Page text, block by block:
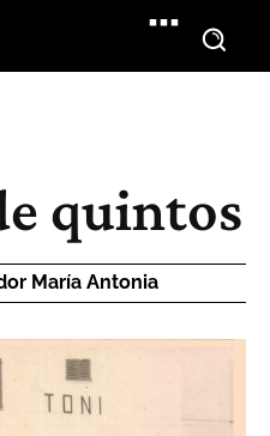
quintos
María Antonia